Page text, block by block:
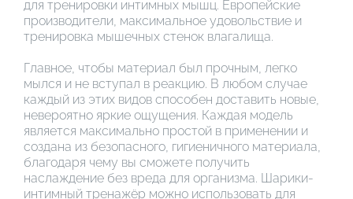
для тренировки интимных мышц. Европейские
производители, максимальное удовольствие и
тренировка мышечных стенок влагалища.
Главное, чтобы материал был прочным, легко
мылся и не вступал в реакцию. В любом случае
каждый из этих видов способен доставить новые,
невероятно яркие ощущения. Каждая модель
является максимально простой в применении и
создана из безопасного, гигиеничного материала,
благодаря чему вы сможете получить
наслаждение без вреда для организма. Шарики-
интимный тренажёр можно использовать для